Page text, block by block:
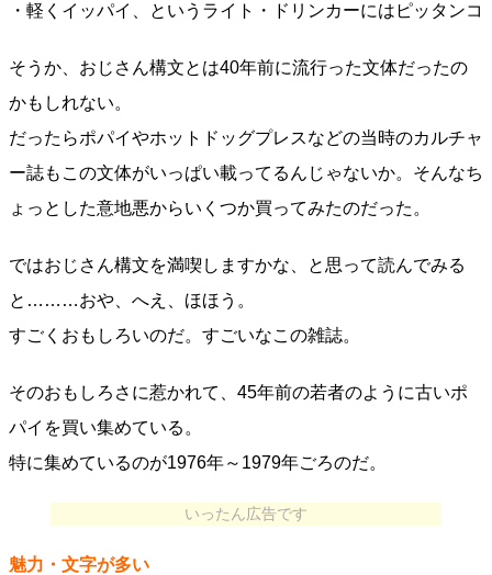
・軽くイッパイ、というライト・ドリンカーにはピッタンコ
そうか、おじさん構文とは40年前に流行った文体だったの
かもしれない。
だったらポパイやホットドッグプレスなどの当時のカルチャ
ー誌もこの文体がいっぱい載ってるんじゃないか。そんなち
ょっとした意地悪からいくつか買ってみたのだった。
ではおじさん構文を満喫しますかな、と思って読んでみる
と………おや、へえ、ほほう。
すごくおもしろいのだ。すごいなこの雑誌。
そのおもしろさに惹かれて、45年前の若者のように古いポ
パイを買い集めている。
特に集めているのが1976年～1979年ごろのだ。
いったん広告です
魅力・文字が多い